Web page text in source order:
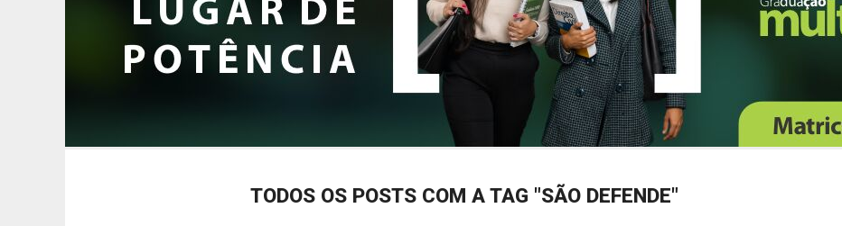
TODOS OS POSTS COM A TAG "SÃO DEFENDE"